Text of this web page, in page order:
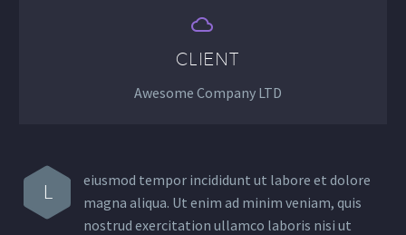


CLIENT
Awesome Company LTD
L
eiusmod tempor incididunt ut labore et dolore
magna aliqua. Ut enim ad minim veniam, quis
nostrud exercitation ullamco laboris nisi ut